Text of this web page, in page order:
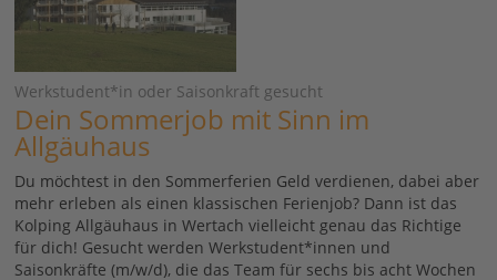
Werkstudent*in oder Saisonkraft gesucht
Dein Sommerjob mit Sinn im
Allgäuhaus
Du möchtest in den Sommerferien Geld verdienen, dabei aber
mehr erleben als einen klassischen Ferienjob? Dann ist das
Kolping Allgäuhaus in Wertach vielleicht genau das Richtige
für dich! Gesucht werden Werkstudent*innen und
Saisonkräfte (m/w/d), die das Team für sechs bis acht Wochen